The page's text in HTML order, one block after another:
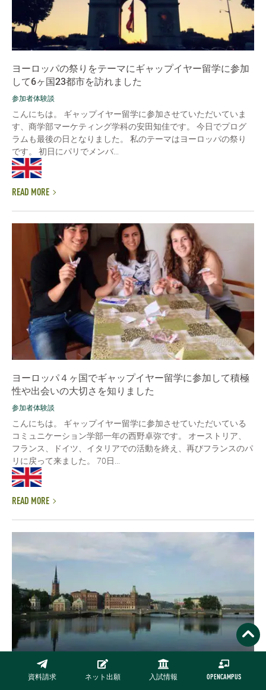
資料請求 ネット出願 入試情報 OPENCAMPUS
ヨーロッパの祭りをテーマにギャップイヤー留学に参加
して6ヶ国23都市を訪れました
参加者体験談
こんにちは。 ギャップイヤー留学に参加させていただいていま
す、商学部マーケティング学科の安田知佳です。 今日でプログ
ラムも最後の日となりました。 私のテーマはヨーロッパの祭り
です。 初日にパリでメンバ...
READ MORE
ヨーロッパ４ヶ国でギャップイヤー留学に参加して積極
性や出会いの大切さを知りました
参加者体験談
こんにちは。 ギャップイヤー留学に参加させていただいている
コミュニケーション学部一年の西野卓弥です。 オーストリア、
フランス、ドイツ、イタリアでの活動を終え、再びフランスのパ
リに戻って来ました。 70日...
READ MORE